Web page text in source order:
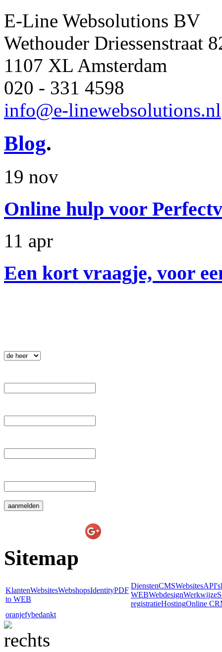
E-Line Websolutions BV
Wethouder Driessenstraat
1107 XL Amsterdam
020 - 331 4598
info@e-linewebsolutions.nl
Blog.
19 nov
Online hulp voor
11 apr
Een kort vraagje, voor
Sitemap
KlantenWebsitesWebshopsIdentityPDF
to WEB
DienstenCMSWebsitesAPI's
WEBWebdesignWerkwijze
registratieHostingOnline
oranjefybedankt